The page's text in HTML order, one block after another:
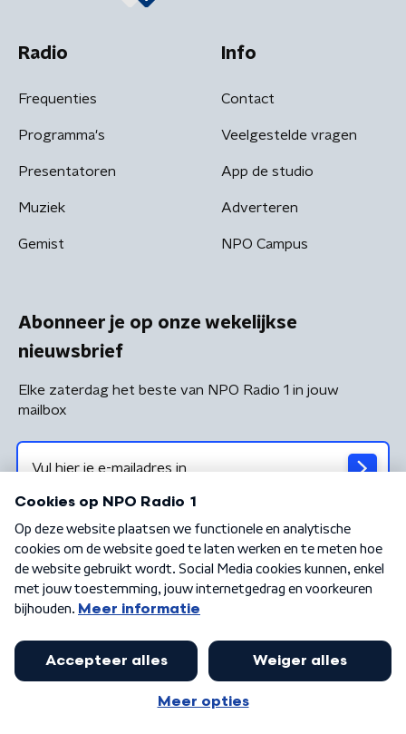
Radio
Frequenties
Programma's
Presentatoren
Muziek
Gemist
Info
Contact
Veelgestelde vragen
App de studio
Adverteren
NPO Campus
Abonneer je op onze wekelijkse
nieuwsbrief
Elke zaterdag het beste van NPO Radio 1 in jouw
mailbox
Algemene voorwaarden